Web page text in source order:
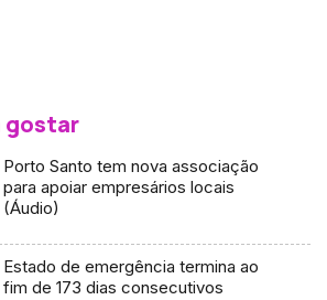
gostar
Porto Santo tem nova associação
para apoiar empresários locais
(Áudio)
Estado de emergência termina ao
fim de 173 dias consecutivos